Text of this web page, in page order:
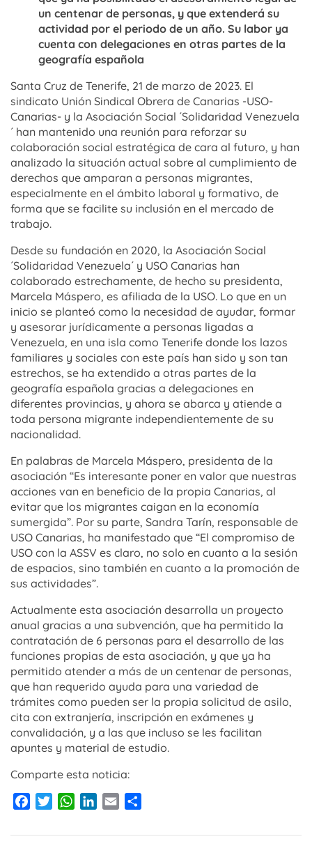
un centenar de personas, y que extenderá su
actividad por el periodo de un año. Su labor ya
cuenta con delegaciones en otras partes de la
geografía española
Santa Cruz de Tenerife, 21 de marzo de 2023. El
sindicato Unión Sindical Obrera de Canarias -USO-
Canarias- y la Asociación Social ´Solidaridad Venezuela
´ han mantenido una reunión para reforzar su
colaboración social estratégica de cara al futuro, y han
analizado la situación actual sobre al cumplimiento de
derechos que amparan a personas migrantes,
especialmente en el ámbito laboral y formativo, de
forma que se facilite su inclusión en el mercado de
trabajo.
Desde su fundación en 2020, la Asociación Social
´Solidaridad Venezuela´ y USO Canarias han
colaborado estrechamente, de hecho su presidenta,
Marcela Máspero, es afiliada de la USO. Lo que en un
inicio se planteó como la necesidad de ayudar, formar
y asesorar jurídicamente a personas ligadas a
Venezuela, en una isla como Tenerife donde los lazos
familiares y sociales con este país han sido y son tan
estrechos, se ha extendido a otras partes de la
geografía española gracias a delegaciones en
diferentes provincias, y ahora se abarca y atiende a
toda persona migrante independientemente de su
nacionalidad.
En palabras de Marcela Máspero, presidenta de la
asociación “Es interesante poner en valor que nuestras
acciones van en beneficio de la propia Canarias, al
evitar que los migrantes caigan en la economía
sumergida”. Por su parte, Sandra Tarín, responsable de
USO Canarias, ha manifestado que “El compromiso de
USO con la ASSV es claro, no solo en cuanto a la sesión
de espacios, sino también en cuanto a la promoción de
sus actividades”.
Actualmente esta asociación desarrolla un proyecto
anual gracias a una subvención, que ha permitido la
contratación de 6 personas para el desarrollo de las
funciones propias de esta asociación, y que ya ha
permitido atender a más de un centenar de personas,
que han requerido ayuda para una variedad de
trámites como pueden ser la propia solicitud de asilo,
cita con extranjería, inscripción en exámenes y
convalidación, y a las que incluso se les facilitan
apuntes y material de estudio.
Comparte esta noticia:
Facebook
TwitterWhatsApp
LinkedIn
Email